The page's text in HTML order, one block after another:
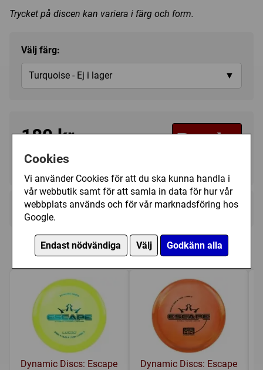
Cookies
Vi använder Cookies för att du ska kunna handla i
vår webbutik samt för att samla in data för hur vår
webbplats används och för vår marknadsföring hos
Google.
Endast nödvändiga Välj Godkänn alla
Trycket på discen kan variera i färg och form.
Välj färg:
Turquoise - Ej i lager ▼
189 kr Bevaka
Kategori(er):Fairway Driver
Liknande discar i lager
Dynamic Discs: Escape
Dynamic Discs: Escape